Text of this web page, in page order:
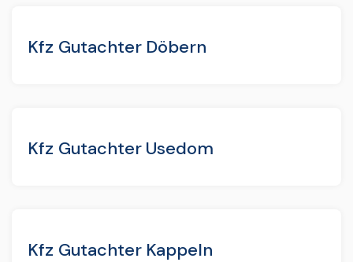
Kfz Gutachter Döbern
Kfz Gutachter Usedom
Kfz Gutachter Kappeln